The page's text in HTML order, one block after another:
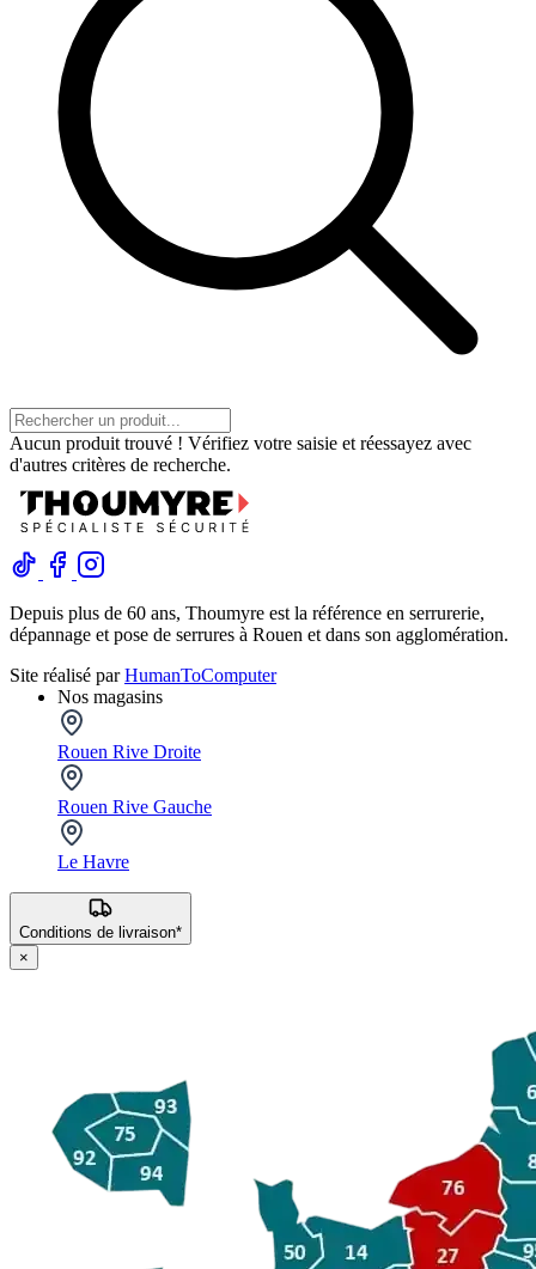
Aucun produit trouvé ! Vérifiez votre saisie et réessayez avec
d'autres critères de recherche.
Depuis plus de 60 ans, Thoumyre est la référence en serrurerie,
dépannage et pose de serrures à Rouen et dans son agglomération.
Site réalisé parHumanToComputer
Nos magasins
Rouen Rive Droite
Rouen Rive Gauche
Le Havre
Conditions de livraison*
×